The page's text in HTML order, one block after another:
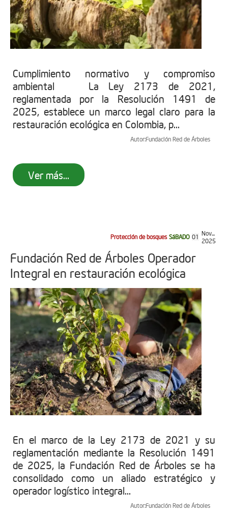
Cumplimiento normativo y compromiso
ambiental La Ley 2173 de 2021,
reglamentada por la Resolución 1491 de
2025, establece un marco legal claro para la
restauración ecológica en Colombia, p...
Autor:Fundación Red de Árboles
Ver más...
Protección de bosques SáBADO 01 Nov...
2025
Fundación Red de Árboles Operador
Integral en restauración ecológica
En el marco de la Ley 2173 de 2021 y su
reglamentación mediante la Resolución 1491
de 2025, la Fundación Red de Árboles se ha
consolidado como un aliado estratégico y
operador logístico integral...
Autor:Fundación Red de Árboles